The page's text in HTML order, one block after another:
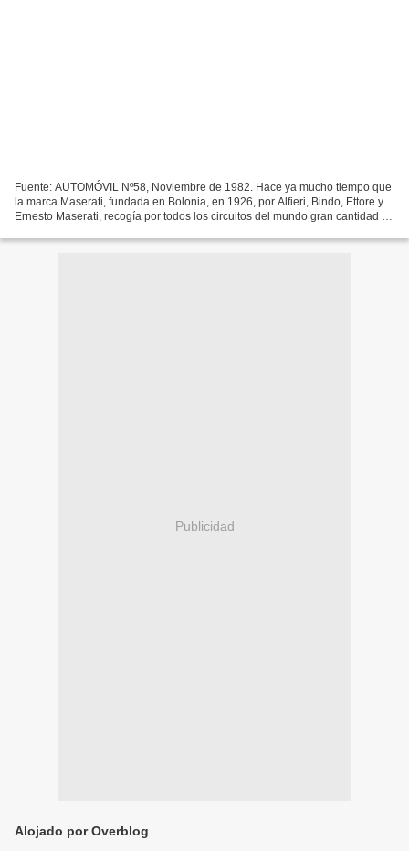
Fuente: AUTOMÓVIL Nº58, Noviembre de 1982. Hace ya mucho tiempo que
la marca Maserati, fundada en Bolonia, en 1926, por Alfieri, Bindo, Ettore y
Ernesto Maserati, recogía por todos los circuitos del mundo gran cantidad de
Publicidad
Alojado por Overblog